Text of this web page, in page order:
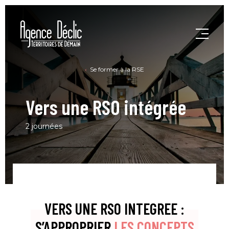
Se former à la RSE
Vers une RSO intégrée
2 journées
VERS UNE RSO INTEGREE :